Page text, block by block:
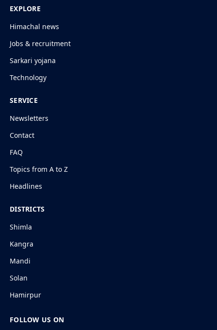
EXPLORE
Himachal news
Jobs & recruitment
Sarkari yojana
Technology
SERVICE
Newsletters
Contact
FAQ
Topics from A to Z
Headlines
DISTRICTS
Shimla
Kangra
Mandi
Solan
Hamirpur
FOLLOW US ON